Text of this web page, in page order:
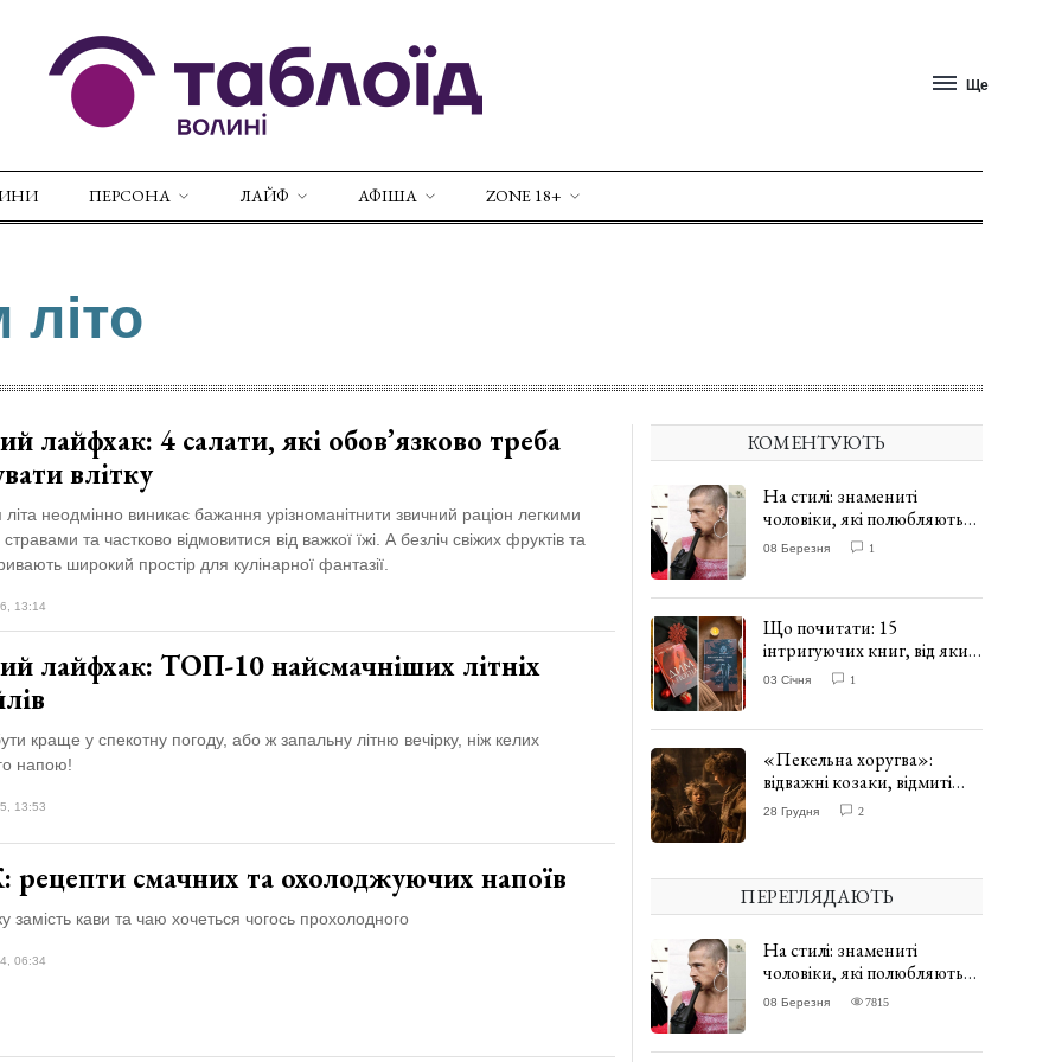
Ще
ПЕРСОНА ЛАЙФ АФІША ZONE 18+
літо
лайфхак: 4 салати, які обов’язково треба
влітку
неодмінно виникає бажання урізноманітнити звичний раціон легкими
та частково відмовитися від важкої їжі. А безліч свіжих фруктів та
широкий простір для кулінарної фантазії.
13:14
лайфхак: ТОП-10 найсмачніших літніх
краще у спекотну погоду, або ж запальну літню вечірку, ніж келих
напою!
13:53
рецепти смачних та охолоджуючих напоїв
замість кави та чаю хочеться чогось прохолодного
06:34
КОМЕНТУЮТЬ
На стилі: знамениті
чоловіки, які полюбляють
одягати сукні. ФОТО
08 Березня 1
Що почитати: 15
інтригуючих книг, від яких
важко відірватись. ФОТО
03 Січня 1
«Пекельна хоругва»:
відважні козаки, відмиті
чорти та відчайдушний
28 Грудня 2
ПЕРЕГЛЯДАЮТЬ
На стилі: знамениті
чоловіки, які полюбляють
одягати сукні. ФОТО
08 Березня 7815